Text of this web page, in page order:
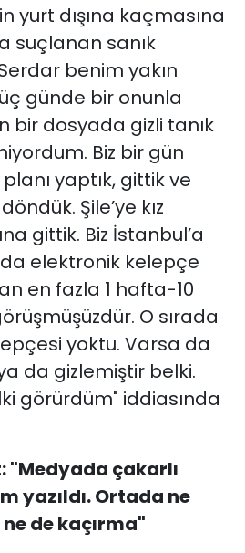
yurt dışına kaçmasına
suçlanan sanık
benim yakın
günde bir onunla
bir dosyada gizli tanık
Biz bir gün
yaptık, gittik ve
Şile’ye kız
gittik. Biz İstanbul’a
elektronik kelepçe
en fazla 1 hafta-10
O sırada
yoktu. Varsa da
da gizlemiştir belki.
görürdüm" iddiasında
"Medyada çakarlı
yazıldı. Ortada ne
de kaçırma"